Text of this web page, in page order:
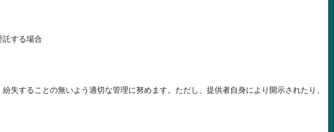
する場合
することの無いよう適切な管理に努めます。ただし、提供者自身により開示されたり、